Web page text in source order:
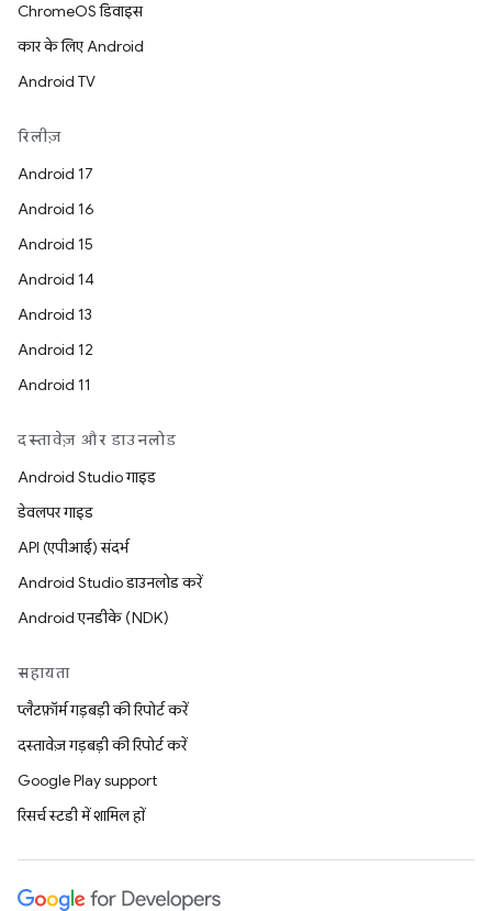
ChromeOS डिवाइस
कार के लिए Android
Android TV
रिलीज़
Android 17
Android 16
Android 15
Android 14
Android 13
Android 12
Android 11
दस्तावेज़ और डाउनलोड
Android Studio गाइड
डेवलपर गाइड
API (एपीआई) संदर्भ
Android Studio डाउनलोड करें
Android एनडीके (NDK)
सहायता
प्लैटफ़ॉर्म गड़बड़ी की रिपोर्ट करें
दस्तावेज़ गड़बड़ी की रिपोर्ट करें
Google Play support
रिसर्च स्टडी में शामिल हों